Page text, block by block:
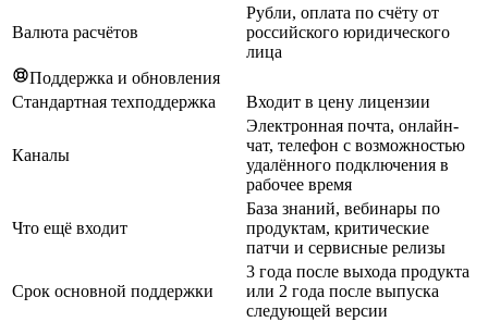
Валюта расчётов
Рубли, оплата по счёту от
российского юридического
лица
Поддержка и обновления
Стандартная техподдержка
Входит в цену лицензии
Каналы
Электронная почта, онлайн-
чат, телефон с возможностью
удалённого подключения в
рабочее время
Что ещё входит
База знаний, вебинары по
продуктам, критические
патчи и сервисные релизы
Срок основной поддержки
3 года после выхода продукта
или 2 года после выпуска
следующей версии